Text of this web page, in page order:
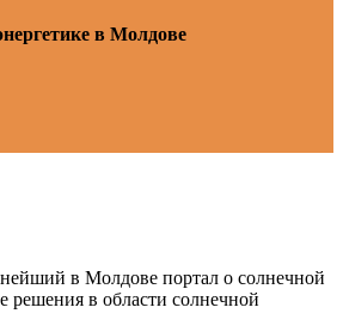
в Молдове
в Молдове портал о солнечной
решения в области солнечной